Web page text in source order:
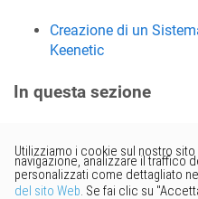
Creazione di un
Keenetic
In questa sezione
Vorresti
Basta cliccare